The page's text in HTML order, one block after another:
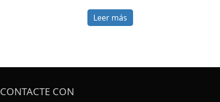
Leer más
CONTACTE CON